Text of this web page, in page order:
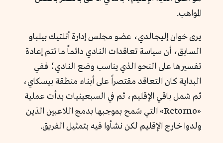
المواهب.
يرى خوان إليجالدي، عضو مجلس إدارة أتلتيك بيلباو
السابق، أن سياسة تعاقدات النادي دائماً ما تتم إعادة
تفسيرها على النحو الذي يناسب وضع النادي؛ ففي
البداية كان التعاقد مقتصراً على أبناء منطقة بيسكاي،
ثم شمل باقي الإقليم، ثم في السبعينيات بدأت عملية
«Retorno» التي سُمح بموجبها بدمج اللاعبين الذين
ولدوا خارج الإقليم لكن نشأوا فيه بتمثيل الفريق.